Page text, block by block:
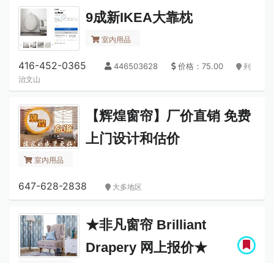
9成新IKEA大靠枕
室内用品
416-452-0365 446503628 价格：75.00
列
治文山
【辉煌窗帘】厂价直销 免费
上门设计和估价
室内用品
647-628-2838 大多地区
★非凡窗帘 Brilliant
Drapery 网上报价★